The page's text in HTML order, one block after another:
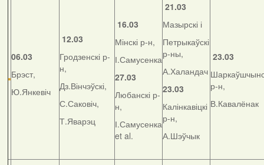
06.03
Брэст,
Ю.Янкевіч
12.03
Гродзенскі р-
н,
Дз.Вінчэўскі,
С.Саковіч,
Т.Яварэц
16.03
Мінскі р-н,
І.Самусенка
27.03
Любанскі р-
н,
І.Самусенка
et al.
21.03
Мазырскі і
Петрыкаўскі
р-ны,
А.Халандач
23.03
Калінкавіцкі
р-н,
А.Шэўчык
23.03
р-н,
В.Кавалёнак